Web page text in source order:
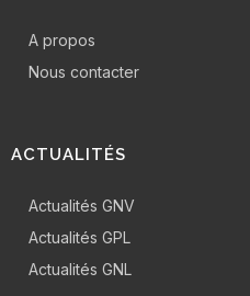
A propos
Nous contacter
ACTUALITÉS
Actualités GNV
Actualités GPL
Actualités GNL